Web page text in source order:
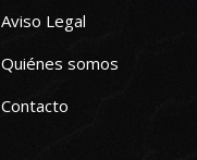
Aviso Legal
Quiénes somos
Contacto